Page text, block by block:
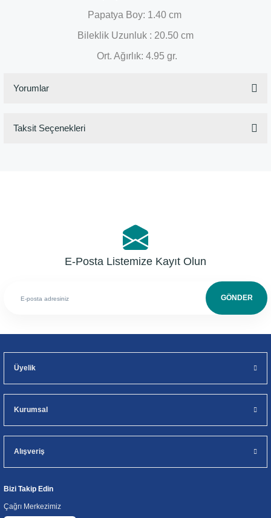
Papatya Boy: 1.40 cm
Bileklik Uzunluk : 20.50 cm
Ort. Ağırlık: 4.95 gr.
Yorumlar
Taksit Seçenekleri
E-Posta Listemize Kayıt Olun
GÖNDER
Üyelik
Kurumsal
Alışveriş
Bizi Takip Edin
Çağrı Merkezimiz